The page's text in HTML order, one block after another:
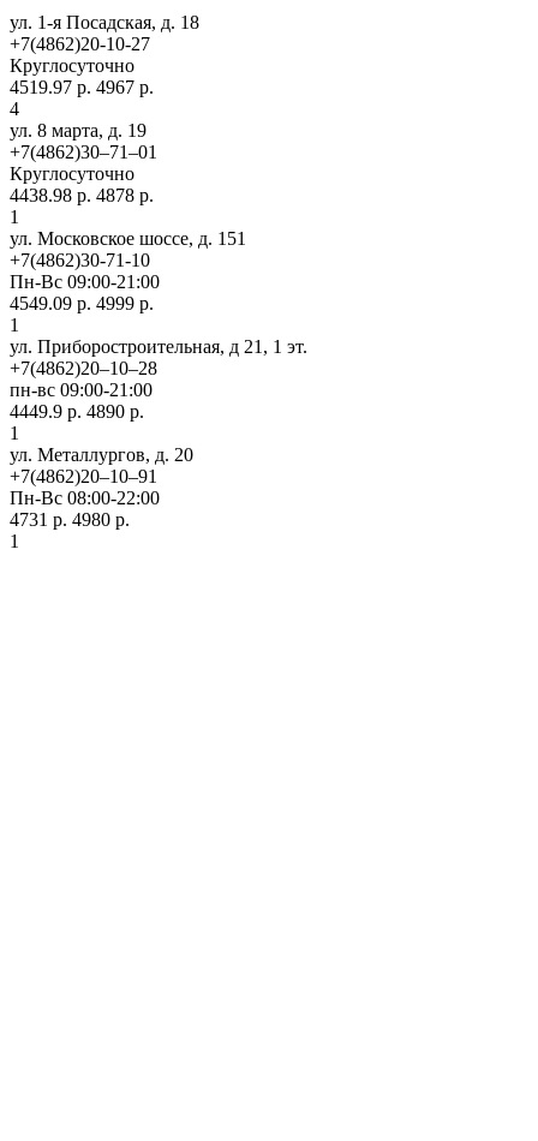
ул. 1-я Посадская, д. 18
+7(4862)20-10-27
Круглосуточно
4519.97 р. 4967 р.
4
ул. 8 марта, д. 19
+7(4862)30‒71‒01
Круглосуточно
4438.98 р. 4878 р.
1
ул. Московское шоссе, д. 151
+7(4862)30-71-10
Пн-Вс 09:00-21:00
4549.09 р. 4999 р.
1
ул. Приборостроительная, д 21, 1 эт.
+7(4862)20‒10‒28
пн-вс 09:00-21:00
4449.9 р. 4890 р.
1
ул. ​Металлургов, д. 20
+7(4862)20‒10‒91
Пн-Вс 08:00-22:00
4731 р. 4980 р.
1